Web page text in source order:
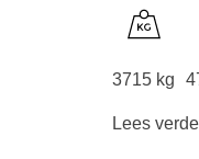
3715 kg
Lees